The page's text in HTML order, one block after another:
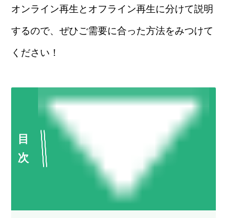
オンライン再生とオフライン再生に分けて説明
するので、ぜひご需要に合った方法をみつけて
ください！
目
次